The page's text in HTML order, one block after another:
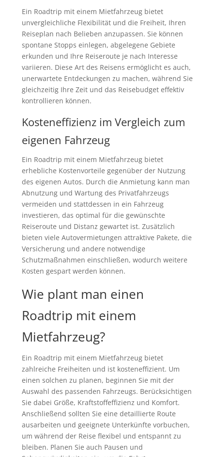
Ein Roadtrip mit einem Mietfahrzeug bietet
unvergleichliche Flexibilität und die Freiheit, Ihren
Reiseplan nach Belieben anzupassen. Sie können
spontane Stopps einlegen, abgelegene Gebiete
erkunden und Ihre Reiseroute je nach Interesse
variieren. Diese Art des Reisens ermöglicht es auch,
unerwartete Entdeckungen zu machen, während Sie
gleichzeitig Ihre Zeit und das Reisebudget effektiv
kontrollieren können.
Kosteneffizienz im Vergleich zum
eigenen Fahrzeug
Ein Roadtrip mit einem Mietfahrzeug bietet
erhebliche Kostenvorteile gegenüber der Nutzung
des eigenen Autos. Durch die Anmietung kann man
Abnutzung und Wartung des Privatfahrzeugs
vermeiden und stattdessen in ein Fahrzeug
investieren, das optimal für die gewünschte
Reiseroute und Distanz gewartet ist. Zusätzlich
bieten viele Autovermietungen attraktive Pakete, die
Versicherung und andere notwendige
Schutzmaßnahmen einschließen, wodurch weitere
Kosten gespart werden können.
Wie plant man einen
Roadtrip mit einem
Mietfahrzeug?
Ein Roadtrip mit einem Mietfahrzeug bietet
zahlreiche Freiheiten und ist kosteneffizient. Um
einen solchen zu planen, beginnen Sie mit der
Auswahl des passenden Fahrzeugs. Berücksichtigen
Sie dabei Größe, Kraftstoffeffizienz und Komfort.
Anschließend sollten Sie eine detaillierte Route
ausarbeiten und geeignete Unterkünfte vorbuchen,
um während der Reise flexibel und entspannt zu
bleiben. Planen Sie auch Pausen und